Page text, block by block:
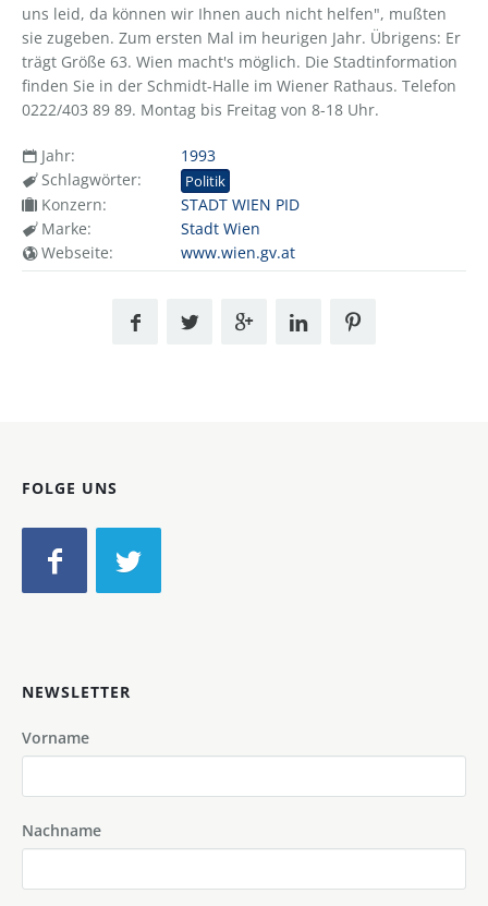
uns leid, da können wir Ihnen auch nicht helfen", mußten
sie zugeben. Zum ersten Mal im heurigen Jahr. Übrigens: Er
trägt Größe 63. Wien macht's möglich. Die Stadtinformation
finden Sie in der Schmidt-Halle im Wiener Rathaus. Telefon
0222/403 89 89. Montag bis Freitag von 8-18 Uhr.
Jahr:
1993
Schlagwörter:
Politik
Konzern:
STADT WIEN PID
Marke:
Stadt Wien
Webseite:
www.wien.gv.at
FOLGE UNS
NEWSLETTER
Vorname
Nachname